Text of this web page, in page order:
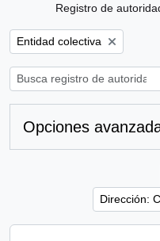
Registro de
Remove filter:
Entidad colectiva
Opciones
Dirección: